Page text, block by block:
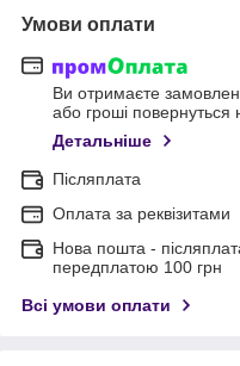
Умови оплати
Ви отримаєте
або гроші повернуться
Детальніше
Післяплата
Оплата за реквізитами
Нова пошта -
передплатою 100 грн
Всі умови оплати